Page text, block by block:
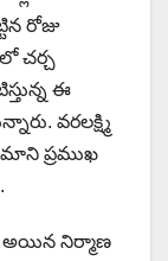
రోజు
చర్చ
ఈ
వరలక్ష్మి
ప్రముఖ
అయిన నిర్మాణ